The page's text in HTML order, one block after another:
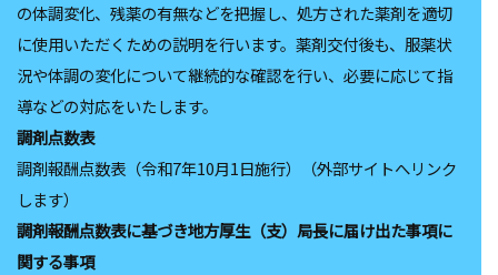
の体調変化、残薬の有無などを把握し、処方された薬剤を適切
に使用いただくための説明を行います。薬剤交付後も、服薬状
況や体調の変化について継続的な確認を行い、必要に応じて指
導などの対応をいたします。
調剤点数表
調剤報酬点数表（令和7年10月1日施行）（外部サイトへリンク
します）
調剤報酬点数表に基づき地方厚生（支）局⻑に届け出た事項に
関する事項